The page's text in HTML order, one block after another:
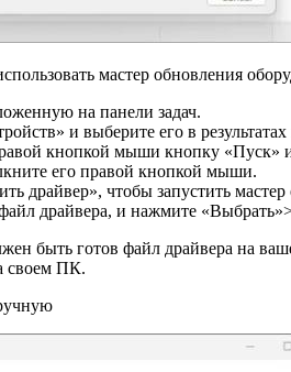
мастер обновления
на панели задач.
и выберите его в
кнопкой мыши кнопку «Пуск»
его правой кнопкой мыши.
чтобы запустить мастер
драйвера, и нажмите
быть готов файл драйвера на
своем ПК.